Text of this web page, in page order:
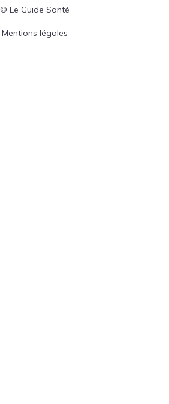
© Le Guide Santé
Menu Pied de page
Mentions légales